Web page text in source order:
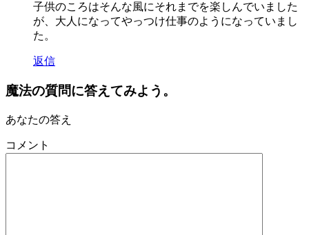
子供のころはそんな風にそれまでを楽しんでいました
が、大人になってやっつけ仕事のようになっていまし
た。
返信
魔法の質問に答えてみよう。
あなたの答え
コメント